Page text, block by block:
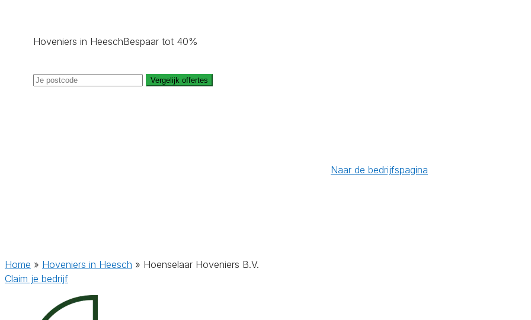
Hoveniers in HeeschBespaar tot 40%
Vergelijk offertes
Naar de bedrijfspagina
Home » Hoveniers in Heesch » Hoenselaar Hoveniers B.V.
Claim je bedrijf